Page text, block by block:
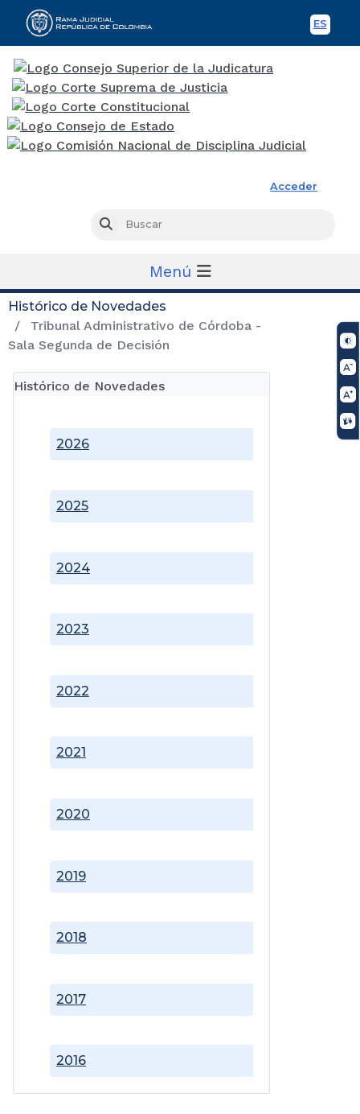
ES
Acceder
Buscar
Menú
Histórico de Novedades
Tribunal Administrativo de Córdoba -
Sala Segunda de Decisión
Histórico de Novedades
2016
2017
2018
2019
2020
2021
2022
2023
2024
2025
2026